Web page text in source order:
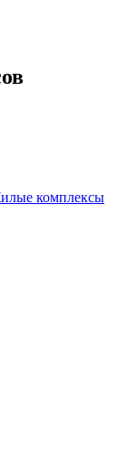
комплексы